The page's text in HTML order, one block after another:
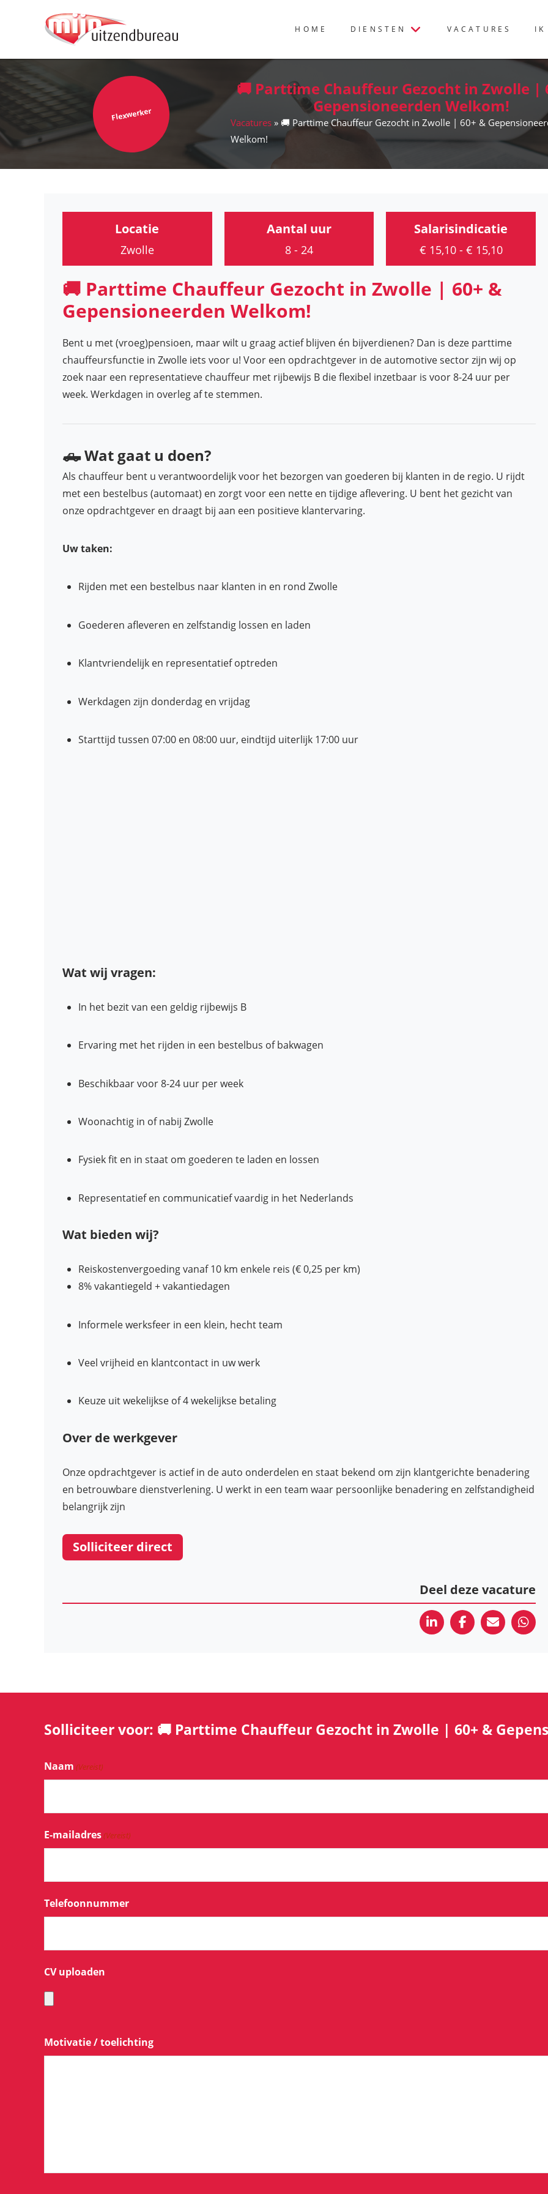
HOME DIENSTEN VACATURES IK
Flexwerker
🚚 Parttime Chauffeur Gezocht in Zwolle |
Gepensioneerden Welkom!
Vacatures » 🚚 Parttime Chauffeur Gezocht in Zwolle | 60+ &
Welkom!
Locatie
Zwolle
Aantal uur
8 - 24
Salarisindicatie
€ 15,10 - € 15,10
🚚 Parttime Chauffeur Gezocht in Zwolle | 60+ &
Gepensioneerden Welkom!
Bent u met (vroeg)pensioen, maar wilt u graag actief blijven én bijverdienen? Dan is deze parttime
chauffeursfunctie in Zwolle iets voor u! Voor een opdrachtgever in de automotive sector zijn wij op
zoek naar een representatieve chauffeur met rijbewijs B die flexibel inzetbaar is voor 8-24 uur per
week. Werkdagen in overleg af te stemmen.
🛻 Wat gaat u doen?
Als chauffeur bent u verantwoordelijk voor het bezorgen van goederen bij klanten in de regio. U rijdt
met een bestelbus (automaat) en zorgt voor een nette en tijdige aflevering. U bent het gezicht van
onze opdrachtgever en draagt bij aan een positieve klantervaring.
Uw taken:
Rijden met een bestelbus naar klanten in en rond Zwolle
Goederen afleveren en zelfstandig lossen en laden
Klantvriendelijk en representatief optreden
Werkdagen zijn donderdag en vrijdag
Starttijd tussen 07:00 en 08:00 uur, eindtijd uiterlijk 17:00 uur
Wat wij vragen:
In het bezit van een geldig rijbewijs B
Ervaring met het rijden in een bestelbus of bakwagen
Beschikbaar voor 8-24 uur per week
Woonachtig in of nabij Zwolle
Fysiek fit en in staat om goederen te laden en lossen
Representatief en communicatief vaardig in het Nederlands
Wat bieden wij?
Reiskostenvergoeding vanaf 10 km enkele reis (€ 0,25 per km)
8% vakantiegeld + vakantiedagen
Informele werksfeer in een klein, hecht team
Veel vrijheid en klantcontact in uw werk
Keuze uit wekelijkse of 4 wekelijkse betaling
Over de werkgever
Onze opdrachtgever is actief in de auto onderdelen en staat bekend om zijn klantgerichte benadering
en betrouwbare dienstverlening. U werkt in een team waar persoonlijke benadering en zelfstandigheid
belangrijk zijn
Solliciteer direct
Deel deze vacature
Solliciteer voor: 🚚 Parttime Chauffeur Gezocht in Zwolle | 60+ &
Naam (Vereist)
E-mailadres(Vereist)
Telefoonnummer
CV uploaden
Motivatie / toelichting